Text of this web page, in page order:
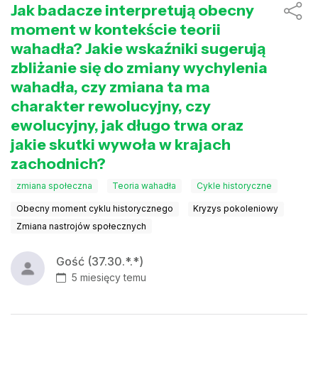
Jak badacze interpretują obecny
moment w kontekście teorii
wahadła? Jakie wskaźniki sugerują
zbliżanie się do zmiany wychylenia
wahadła, czy zmiana ta ma
charakter rewolucyjny, czy
ewolucyjny, jak długo trwa oraz
jakie skutki wywoła w krajach
zachodnich?
zmiana społeczna Teoria wahadła Cykle historyczne
Obecny moment cyklu historycznego
Kryzys pokoleniowy
Zmiana nastrojów społecznych
Gość (37.30.*.*)
5 miesięcy temu